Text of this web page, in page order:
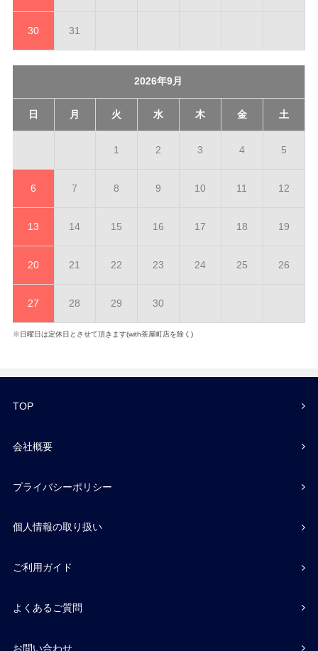
30 31
2026年9月
日 月 火 水 木 金 土
1 2 3 4 5
6 7 8 9 10 11 12
13 14 15 16 17 18 19
20 21 22 23 24 25 26
27 28 29 30
※日曜日は定休日とさせて頂きます(with茶屋町店を除く)
TOP
会社概要
プライバシーポリシー
個人情報の取り扱い
ご利用ガイド
よくあるご質問
お問い合わせ